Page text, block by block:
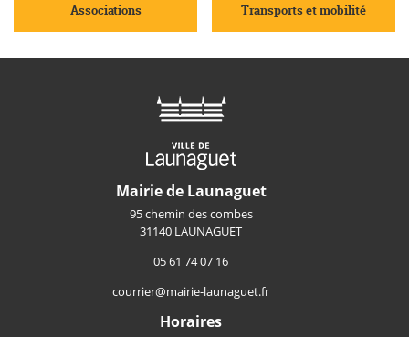
Associations Transports et mobilité
Mairie de Launaguet
95 chemin des combes
31140 LAUNAGUET
05 61 74 07 16
courrier@mairie-launaguet.fr
Horaires